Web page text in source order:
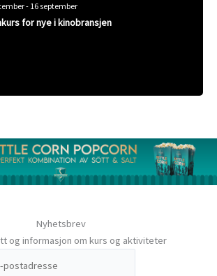
- 16 september
for nye i kinobransjen
Nyhetsbrev
og informasjon om kurs og aktiviteter